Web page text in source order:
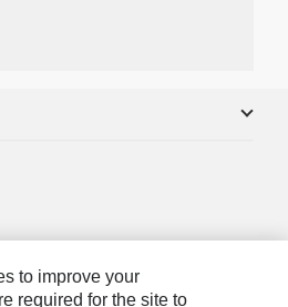
to improve your
required for the site to